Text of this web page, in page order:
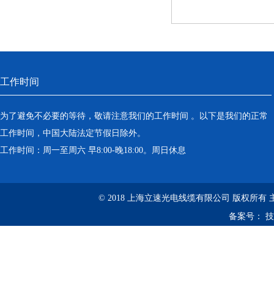
工作时间
为了避免不必要的等待，敬请注意我们的工作时间 。以下是我们的正常
工作时间，中国大陆法定节假日除外。
工作时间：周一至周六 早8:00-晚18:00。周日休息
© 2018 上海立速光电线缆有限公司 版权所有
备案号：